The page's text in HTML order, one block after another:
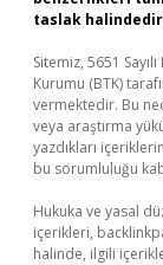
taslak
Sitemiz, 5651
Kurumu (BTK)
vermektedir. Bu
veya araştırma
yazdıkları
bu sorumluluğu
Hukuka ve yasal
içerikleri,
halinde, ilgili